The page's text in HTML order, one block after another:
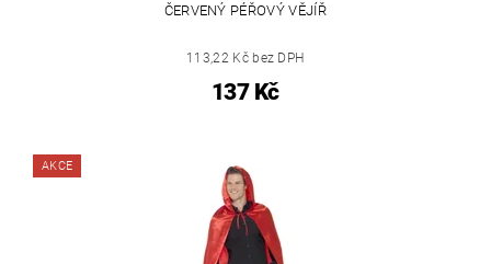
ČERVENÝ PÉŘOVÝ VĚJÍŘ
113,22 Kč bez DPH
137 Kč
AKCE